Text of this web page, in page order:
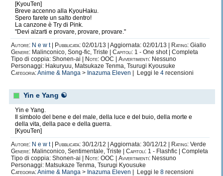
[KyouTen]
Breve accenno alla KyouHaku.
Spero farete un salto dentro!
La canzone è Try di Pink.
"Devi alzarti e provare, provare, provare."
Autore: N e w t| Pubblicata: 02/01/13 | Aggiornata: 02/01/13 | Rating: Giallo
Genere: Malinconico, Song-fic, Triste | Capitoli: 1 - One shot | Completa
Tipo di coppia: Shonen-ai |
Note: OOC | Avvertimenti: Nessuno
Personaggi: Hakuryuu, Matsukaze Tenma, Tsurugi Kyousuke
Categoria:Anime & Manga > Inazuma Eleven | Leggi le 4 recensioni
Yin e Yang ☯
Yin e Yang.
Il simbolo del bene e del male, della luce e del buio, della morte e
della vita, della pace e della guerra.
[KyouTen]
Autore: N e w t| Pubblicata: 30/12/12 | Aggiornata: 30/12/12 | Rating: Verde
Genere: Malinconico, Sentimentale, Triste | Capitoli: 1 - Flashfic | Completa
Tipo di coppia: Shonen-ai |
Note: OOC | Avvertimenti: Nessuno
Personaggi: Matsukaze Tenma, Tsurugi Kyousuke
Categoria:Anime & Manga > Inazuma Eleven | Leggi le 8 recensioni